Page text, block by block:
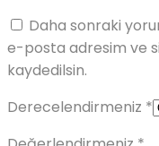
Daha sonraki
e-posta adresim ve
kaydedilsin.
Derecelendirmeniz *